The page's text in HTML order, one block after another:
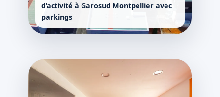
d’activité à Garosud Montpellier avec
parkings